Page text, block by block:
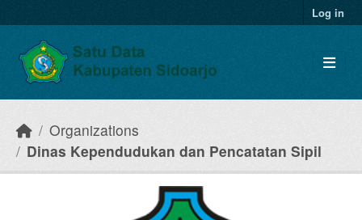
Log in
Organizations
Dinas Kependudukan dan Pencatatan Sipil